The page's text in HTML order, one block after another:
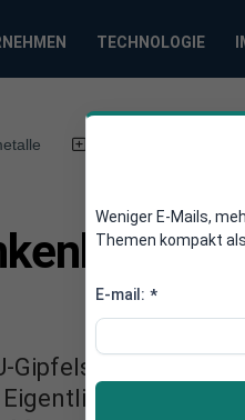
TECHNOLOGIE
heute über
müsste die
Weniger E-Mails,
Themen kompakt
E-mail: *